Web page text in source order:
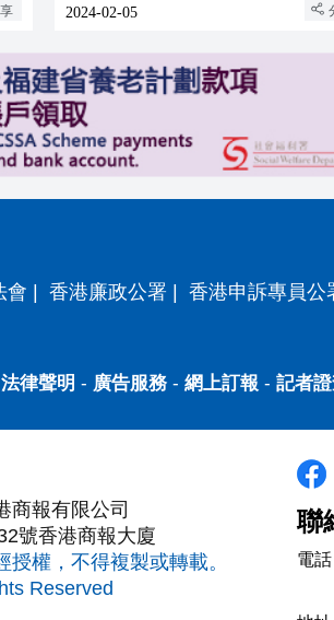
2024-02-05
會 | 香港廉政公署 | 香港申訴專員公
法律聲明 - 廣告服務- 網上訂報 - 記者
商報有限公司
號香港商報大廈
權，不得複製或轉載。
Reserved
聯
電